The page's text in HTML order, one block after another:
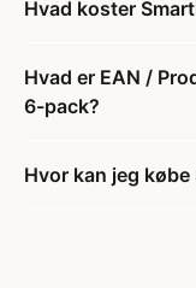
Hvad koster
Hvad er EAN /
6-pack?
Hvor kan jeg